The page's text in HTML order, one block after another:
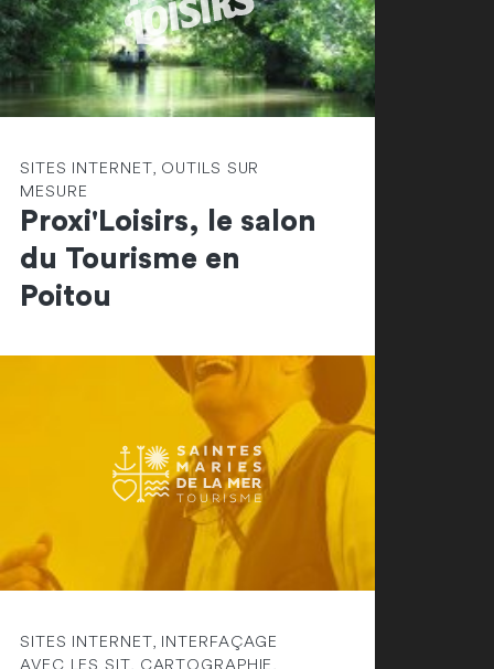
SITES INTERNET, OUTILS SUR
MESURE
Proxi'Loisirs, le salon
du Tourisme en
Poitou
SITES INTERNET, INTERFAÇAGE
AVEC LES SIT, CARTOGRAPHIE,